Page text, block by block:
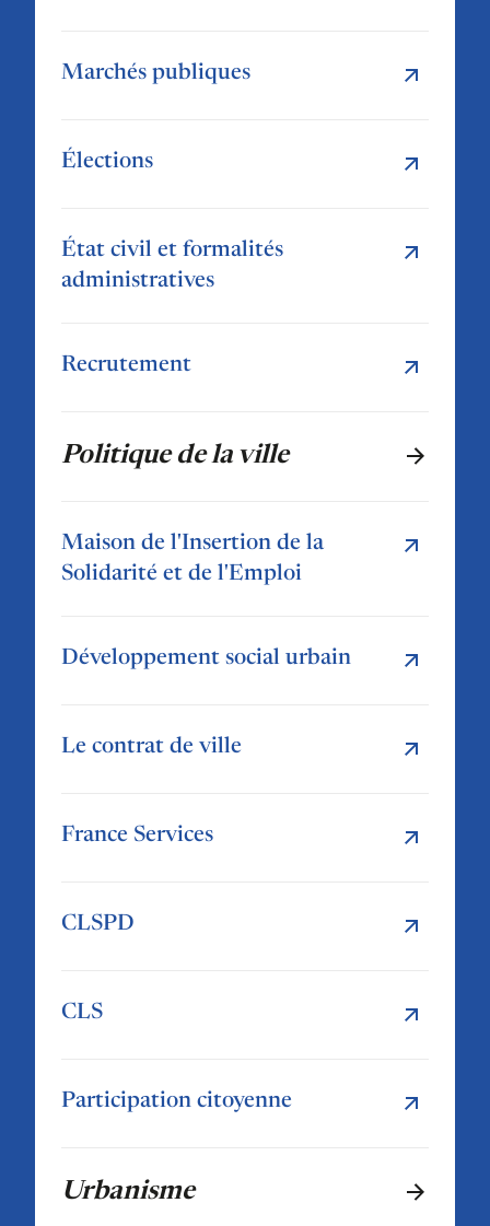
Marchés publiques
Élections
État civil et formalités
administratives
Recrutement
Politique de la ville
Maison de l'Insertion de la
Solidarité et de l'Emploi
Développement social urbain
Le contrat de ville
France Services
CLSPD
CLS
Participation citoyenne
Urbanisme